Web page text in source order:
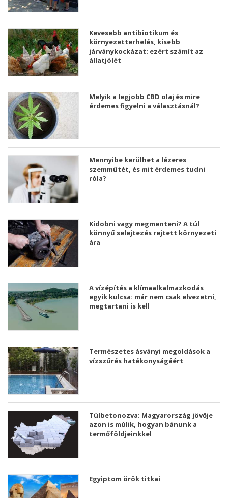
Kevesebb antibiotikum és
környezetterhelés, kisebb
járványkockázat: ezért számít az
állatjólét
Melyik a legjobb CBD olaj és mire
érdemes figyelni a választásnál?
Mennyibe kerülhet a lézeres
szemműtét, és mit érdemes tudni
róla?
Kidobni vagy megmenteni? A túl
könnyű selejtezés rejtett környezeti
ára
A vízépítés a klímaalkalmazkodás
egyik kulcsa: már nem csak elvezetni,
megtartani is kell
Természetes ásványi megoldások a
vízszűrés hatékonyságáért
Túlbetonozva: Magyarország jövője
azon is múlik, hogyan bánunk a
termőföldjeinkkel
Egyiptom örök titkai